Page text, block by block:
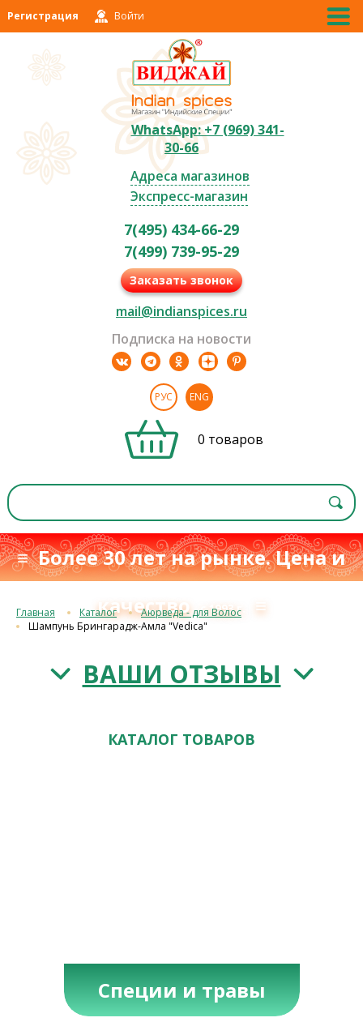
Регистрация Войти
WhatsApp: +7 (969) 341-
30-66
Адреса магазинов
Экспресс-магазин
7(495) 434-66-29
7(499) 739-95-29
Заказать звонок
mail@indianspices.ru
Подписка на новости
РУС ENG
0 товаров
≡ Более 30 лет на рынке. Цена и
качествос 1993 г. ≡
Главная Каталог
Аюрведа - для Волос
Шампунь Брингарадж-Амла "Vedica"
ВАШИ ОТЗЫВЫ
КАТАЛОГ ТОВАРОВ
Специи и травы